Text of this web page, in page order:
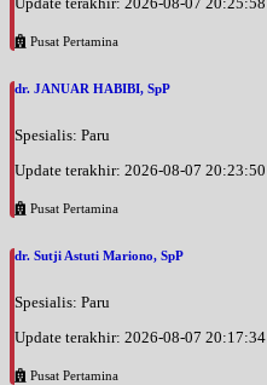
Pusat Pertamina
dr. JANUAR HABIBI, SpP
Spesialis: Paru
Update terakhir: 2026-08-07 20:23:50
Pusat Pertamina
dr. Sutji Astuti Mariono, SpP
Spesialis: Paru
Update terakhir: 2026-08-07 20:17:34
Pusat Pertamina